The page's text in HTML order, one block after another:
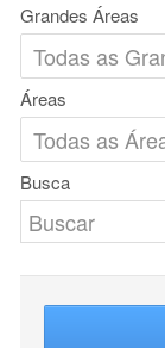
Grandes Áreas
Áreas
Busca